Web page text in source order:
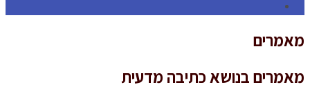
search
מאמרים
מאמרים בנושא כתיבה מדעית